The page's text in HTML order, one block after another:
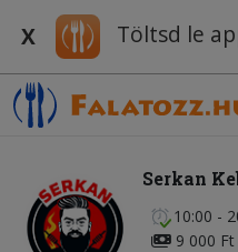
X Töltsd le
Serkan
10:00 -
9 000 Ft